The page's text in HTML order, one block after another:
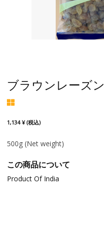
ブラウンレーズン
1,134 ¥ (税込)
500g (Net weight)
この商品について
Product Of India